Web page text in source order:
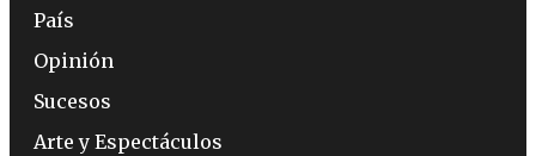
País
Opinión
Sucesos
Arte y Espectáculos